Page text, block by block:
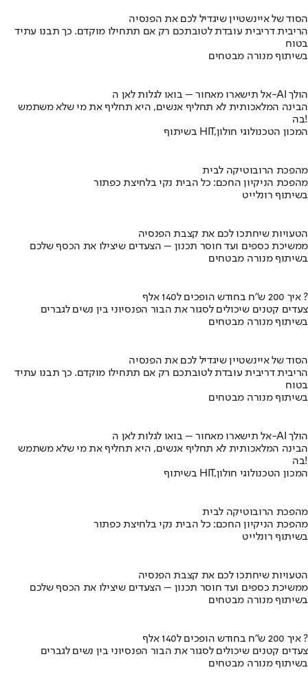
הסוד של איינשטיין שיגדיל לכם את הפנסיה
הריבית דריבית עובדת לטובתכם רק אם תתחילו מוקדם. כך תבנו עתיד
בטוח
בשיתוף מנורה מבטחים
אל תישארו מאחור – בואו לגלות לאן ה-AI הולך
הבינה המלאכותית לא תחליף אנשים, היא תחליף את מי שלא משתמש
בה!
בשיתוף HIT,המכון הטכנולוגי חולון
מהפכת הרובוטיקה לבית
מהפכת הניקיון החכם: כל הבית נקי בלחיצת כפתור
בשיתוף רונלייט
הטעויות שיחתכו לכם את קצבת הפנסיה
ממשיכת כספים ועד חוסר תכנון – הצעדים שיצילו את הכסף שלכם
בשיתוף מנורה מבטחים
איך 200 ש"ח בחודש הופכים ל140 אלף ?
צעדים קטנים שיכולים לסגור את הבור הפנסיוני בין נשים לגברים
בשיתוף מנורה מבטחים
הסוד של איינשטיין שיגדיל לכם את הפנסיה
הריבית דריבית עובדת לטובתכם רק אם תתחילו מוקדם. כך תבנו עתיד
בטוח
בשיתוף מנורה מבטחים
אל תישארו מאחור – בואו לגלות לאן ה-AI הולך
הבינה המלאכותית לא תחליף אנשים, היא תחליף את מי שלא משתמש
בה!
בשיתוף HIT,המכון הטכנולוגי חולון
מהפכת הרובוטיקה לבית
מהפכת הניקיון החכם: כל הבית נקי בלחיצת כפתור
בשיתוף רונלייט
הטעויות שיחתכו לכם את קצבת הפנסיה
ממשיכת כספים ועד חוסר תכנון – הצעדים שיצילו את הכסף שלכם
בשיתוף מנורה מבטחים
איך 200 ש"ח בחודש הופכים ל140 אלף ?
צעדים קטנים שיכולים לסגור את הבור הפנסיוני בין נשים לגברים
בשיתוף מנורה מבטחים